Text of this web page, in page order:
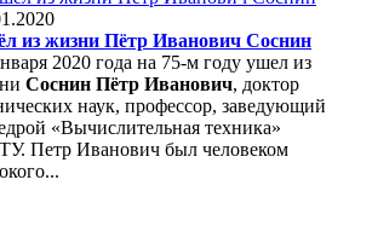
из жизни Пётр Иванович Соснин
2020 года на 75-м году ушел из
Соснин Пётр Иванович, доктор
наук, профессор, заведующий
«Вычислительная техника»
Петр Иванович был человеком